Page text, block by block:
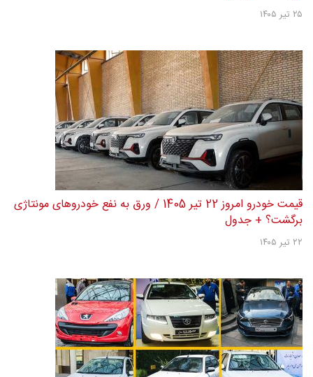
۲۵ تیر ۱۴۰۵
قیمت خودرو امروز 22 تیر 1405 / ورق به نفع خودروهای مونتاژی
برگشت؟ + جدول
۲۲ تیر ۱۴۰۵